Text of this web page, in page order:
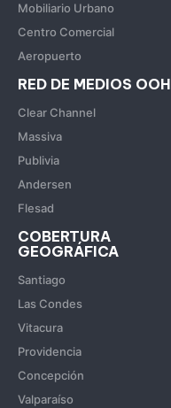
Mobiliario Urbano
Centro Comercial
Aeropuerto
RED DE MEDIOS OOH
Clear Channel
Massiva
Publivia
Andersen
Flesad
COBERTURA
GEOGRÁFICA
Santiago
Las Condes
Vitacura
Providencia
Concepción
Valparaíso